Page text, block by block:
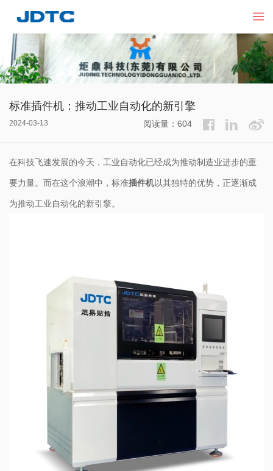
标准插件机：推动工业自动化的新引擎
2024-03-13 阅读量：604
在科技飞速发展的今天，工业自动化已经成为推动制造业进步的重
要力量。而在这个浪潮中，标准插件机以其独特的优势，正逐渐成
为推动工业自动化的新引擎。